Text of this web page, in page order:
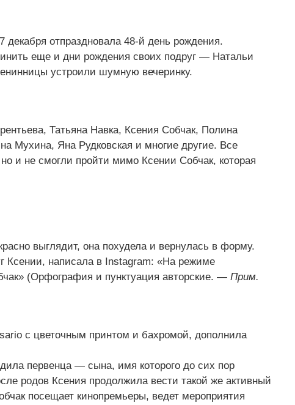
декабря отпраздновала 48-й день рождения.
еще и дни рождения своих подруг — Натальи
устроили шумную вечеринку.
, Татьяна Навка, Ксения Собчак, Полина
Мухина, Яна Рудковская и многие другие. Все
но и не смогли пройти мимо Ксении Собчак, которая
выглядит, она похудела и вернулась в форму.
Ксении, написала в Instagram: «На режиме
(Орфография и пунктуация авторские. — Прим.
с цветочным принтом и бахромой, дополнила
первенца — сына, имя которого до сих пор
родов Ксения продолжила вести такой же активный
посещает кинопремьеры, ведет мероприятия